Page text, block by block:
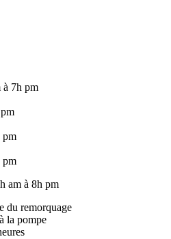
à 7h pm
pm
pm
am à 8h pm
du remorquage
la pompe